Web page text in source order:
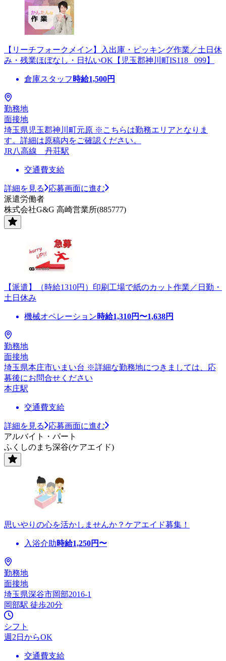
【リーチフォークメイン】入出庫・ピッキング作業／土日休
み・残業ほぼなし・日払いOK【児玉郡神川町IS118 _099】
倉庫スタッフ 時給1,500円
勤務地
面接地
埼玉県児玉郡神川町元原 ※こちらは勤務エリアとなりま
す。詳細は原稿内をご確認ください。
JR八高線 丹荘駅
交通費支給
詳細を見る
応募画面に進む
派遣労働者
株式会社G&G 高崎営業所(885777)
【派遣】（時給1310円）印刷工場で紙のカット作業／日勤・
土日休み
機械オペレーション時給1,310円〜1,638円
勤務地
面接地
埼玉県本庄市いまい台 ※詳細な勤務地につきましては、応
募後にお問合せください
本庄駅
交通費支給
詳細を見る
応募画面に進む
アルバイト・パート
ふくしのまち深谷(ケアエイド)
思いやりの心を活かしませんか？ケアエイド募集！
入浴介助時給1,250円〜
勤務地
面接地
埼玉県深谷市岡部2016-1
岡部駅 徒歩20分
シフト
週2日からOK
交通費支給